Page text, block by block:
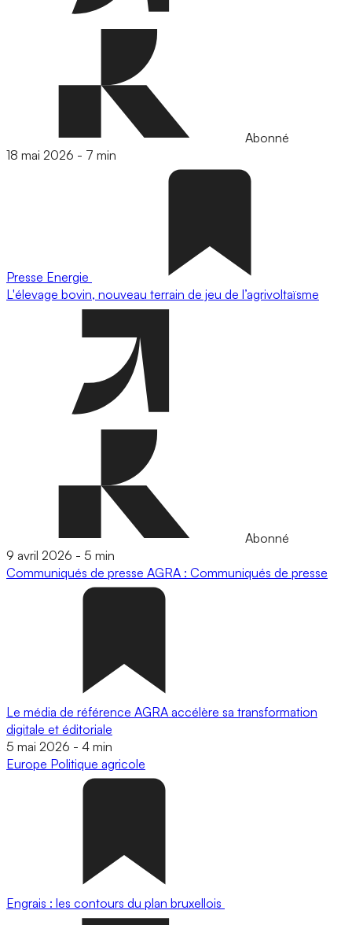
Abonné
18 mai 2026 - 7 min
Presse Energie
L'élevage bovin, nouveau terrain de jeu de l’agrivoltaïsme
Abonné
9 avril 2026 - 5 min
Communiqués de presse AGRA : Communiqués de presse
Le média de référence AGRA accélère sa transformation
digitale et éditoriale
5 mai 2026 - 4 min
Europe Politique agricole
Engrais : les contours du plan bruxellois